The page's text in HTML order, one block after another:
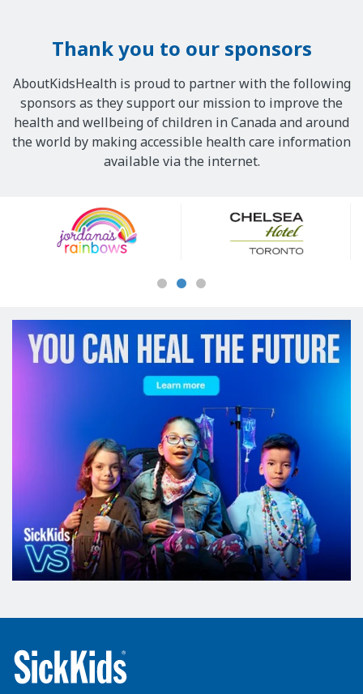
Thank you to our sponsors
AboutKidsHealth is proud to partner with the following
sponsors as they support our mission to improve the
health and wellbeing of children in Canada and around
the world by making accessible health care information
available via the internet.
Sponsors